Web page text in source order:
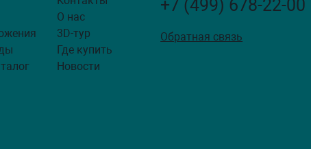
О нас
3D-тур
Где купить
Новости
+7 (499) 678-22-00
Обратная связь